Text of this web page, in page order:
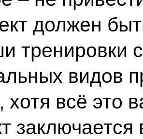
должен
тренировки
видов
хотя всё это
заключается